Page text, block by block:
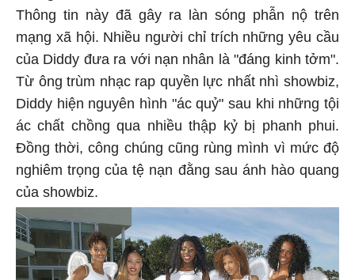
Thông tin này đã gây ra làn sóng phẫn nộ trên
mạng xã hội. Nhiều người chỉ trích những yêu cầu
của Diddy đưa ra với nạn nhân là "đáng kinh tởm".
Từ ông trùm nhạc rap quyền lực nhất nhì showbiz,
Diddy hiện nguyên hình "ác quỷ" sau khi những tội
ác chất chồng qua nhiều thập kỷ bị phanh phui.
Đồng thời, công chúng cũng rùng mình vì mức độ
nghiêm trọng của tệ nạn đằng sau ánh hào quang
của showbiz.